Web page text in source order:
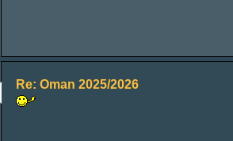
Re: Oman 2025/2026